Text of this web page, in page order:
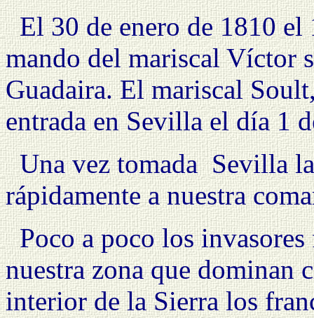
El 30 de enero de 1810 el
mando del mariscal Víctor
Guadaira. El mariscal
entrada en Sevilla el día 1
Una vez tomada Sevilla
rápidamente a nuestra
Poco a poco los invasores
nuestra zona que dominan
interior de la Sierra los